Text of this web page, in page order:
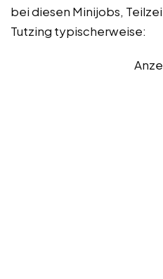
bei diesen Minijobs,
Tutzing typischerweise: